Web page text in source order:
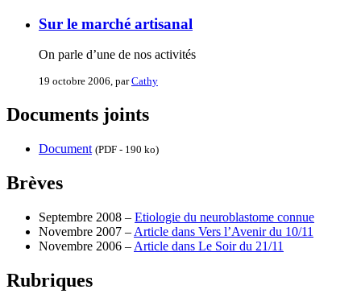
Sur le marché artisanal
On parle d’une de nos activités
19 octobre 2006, parCathy
Documents joints
Document (PDF - 190 ko)
Brèves
Septembre 2008 – Etiologie du neuroblastome connue
Novembre 2007 – Article dans Vers l’Avenir du 10/11
Novembre 2006 – Article dans Le Soir du 21/11
Rubriques